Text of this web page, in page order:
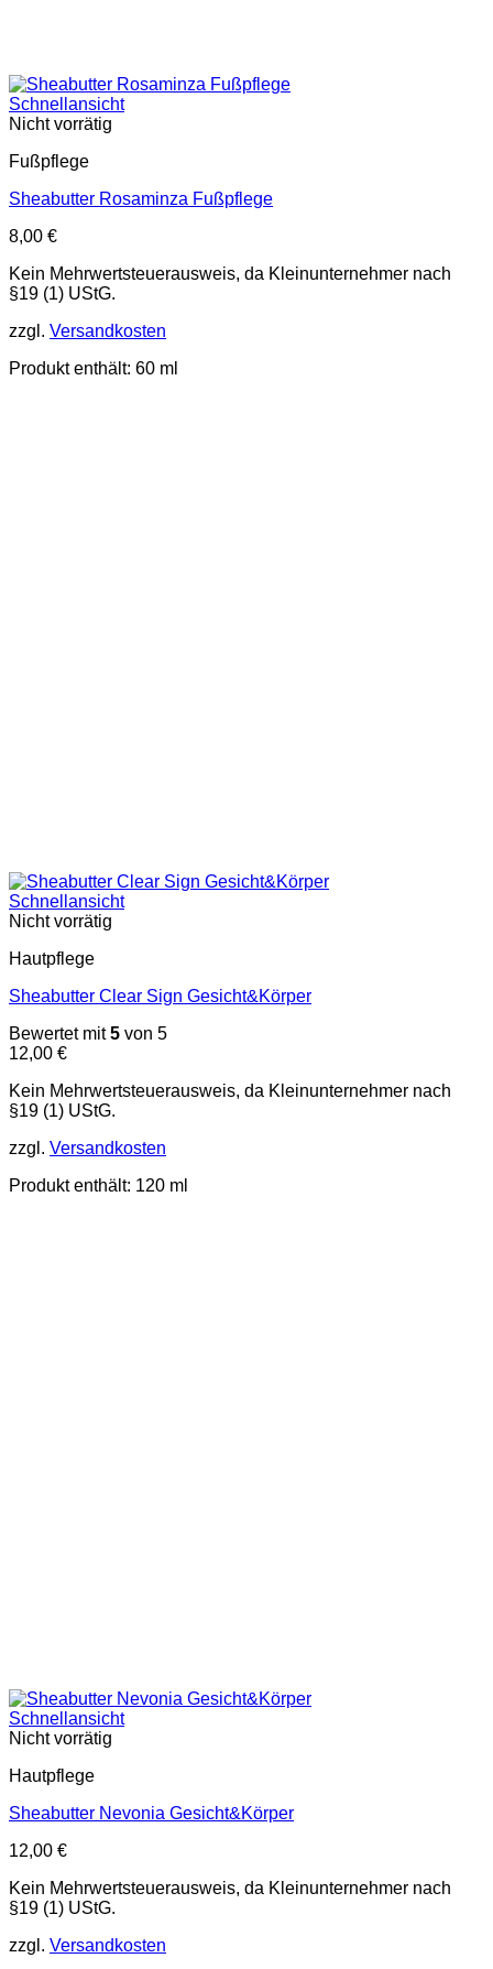
Schnellansicht
Nicht vorrätig
Fußpflege
Sheabutter Rosaminza Fußpflege
8,00 €
Kein Mehrwertsteuerausweis, da Kleinunternehmer nach
§19 (1) UStG.
zzgl. Versandkosten
Produkt enthält: 60 ml
Schnellansicht
Nicht vorrätig
Hautpflege
Sheabutter Clear Sign Gesicht&Körper
Bewertet mit5 von 5
12,00 €
Kein Mehrwertsteuerausweis, da Kleinunternehmer nach
§19 (1) UStG.
zzgl. Versandkosten
Produkt enthält: 120 ml
Schnellansicht
Nicht vorrätig
Hautpflege
Sheabutter Nevonia Gesicht&Körper
12,00 €
Kein Mehrwertsteuerausweis, da Kleinunternehmer nach
§19 (1) UStG.
zzgl. Versandkosten